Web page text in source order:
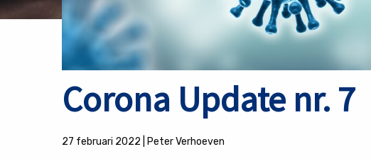
Corona Update nr. 7
27 februari 2022 Peter Verhoeven